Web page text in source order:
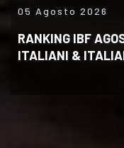
05 Agosto 2026
RANKING IBF
ITALIANI &